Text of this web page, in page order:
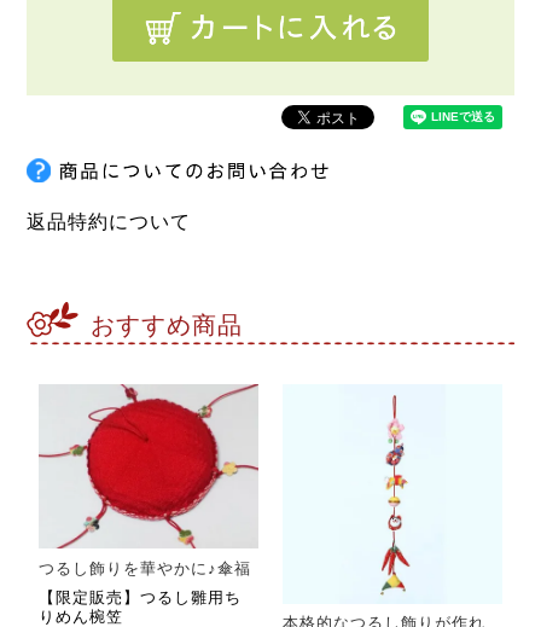
返品特約について
おすすめ商品
つるし飾りを華やかに♪傘福
【限定販売】つるし雛用ち
りめん椀笠
本格的なつるし飾りが作れ